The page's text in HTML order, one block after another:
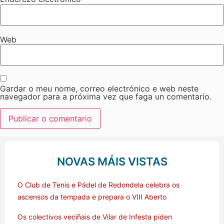
Web
Gardar o meu nome, correo electrónico e web neste
navegador para a próxima vez que faga un comentario.
NOVAS MÁIS VISTAS
O Club de Tenis e Pádel de Redondela celebra os
ascensos da tempada e prepara o VIII Aberto
Os colectivos veciñais de Vilar de Infesta piden